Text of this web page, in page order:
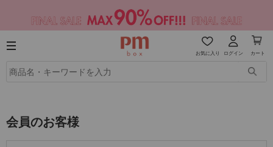
お気に入り ログイン カート
会員のお客様